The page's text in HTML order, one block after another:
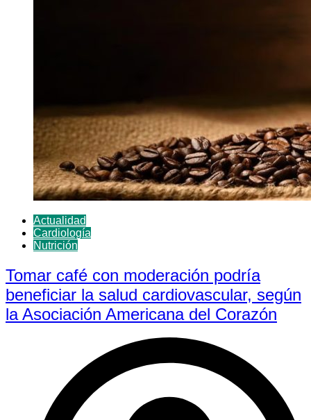
Actualidad
Cardiología
Nutrición
Tomar café con moderación podría
beneficiar la salud cardiovascular, según
la Asociación Americana del Corazón